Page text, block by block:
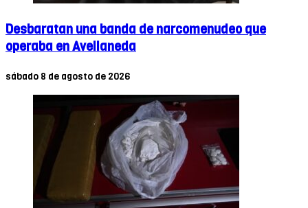
Desbaratan una banda de narcomenudeo que
operaba en Avellaneda
sábado 8 de agosto de 2026